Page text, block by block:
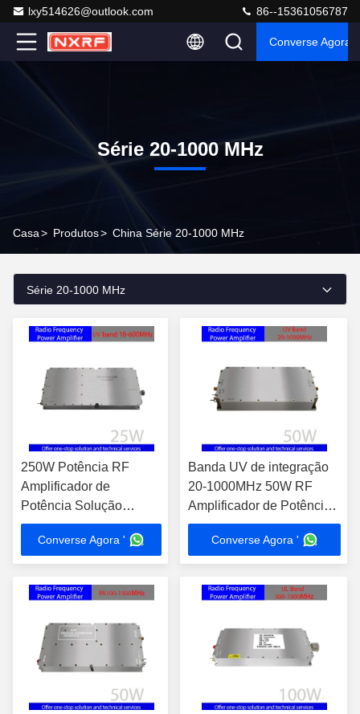
lxy514626@outlook.com 86--15361056787
Converse Agora
Série 20-1000 MHz
Casa> Produtos> China Série 20-1000 MHz
Série 20-1000 MHz
250W Potência RF
Amplificador de
Potência Solução
profissional para
corrente de trabalho ≤
20A Frequência de
operação 10MHz-
600MHz
Converse Agora '
Banda UV de integração
20-1000MHz 50W RF
Amplificador de Potência
Ideal para testes EMC
Amplificação do sinal Em
banda, planosidade de
ganho ≤3±1dB
Converse Agora '